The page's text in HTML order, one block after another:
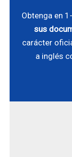
Obtenga en
sus
carácter
a inglés